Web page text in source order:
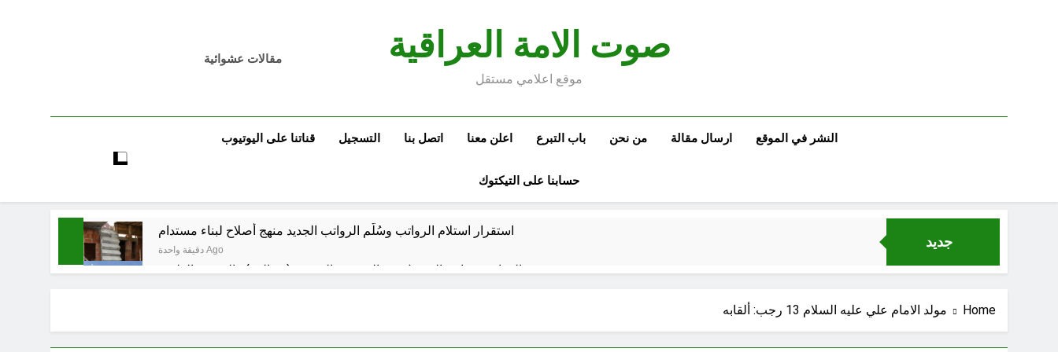
صوت الامة العراقية
موقع اعلامي مستقل
مقالات عشوائية
النشر في الموقع ارسال مقالة من نحن باب التبرع اعلن معنا اتصل بنا التسجيل قناتنا على اليوتيوب
حسابنا على التيكتوك
جديد
استقرار استلام الرواتب وسُلَّم الرواتب الجديد منهج أصلاح لبناء مستدام
دقيقة واحدة Ago
صيف العراق وبغداد… المعتدل بين السخرية الرقمية (سوالف) والحقيقة العلمية
البرنامج الكيميائي الإيراني وحلبجة: الجدل حول المسؤولية خلال الحرب الإيرانية–العراقية
Home مولد الامام علي عليه السلام 13 رجب: ألقابه‎